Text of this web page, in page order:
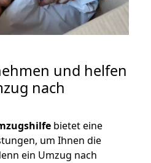
und helfen
nach
bietet eine
um Ihnen die
ein Umzug nach